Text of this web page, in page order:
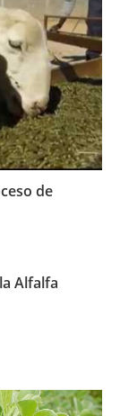
de
Alfalfa